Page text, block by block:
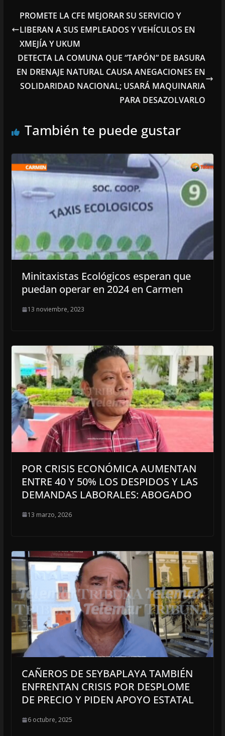
PROMETE LA CFE MEJORAR SU SERVICIO Y
LIBERAN A SUS EMPLEADOS Y VEHÍCULOS EN
XMEJÍA Y UKUM
DETECTA LA COMUNA QUE “TAPÓN” DE BASURA
EN DRENAJE NATURAL CAUSA ANEGACIONES EN
SOLIDARIDAD NACIONAL; USARÁ MAQUINARIA
PARA DESAZOLVARLO
También te puede gustar
Minitaxistas Ecológicos esperan que
puedan operar en 2024 en Carmen
13 noviembre, 2023
POR CRISIS ECONÓMICA AUMENTAN
ENTRE 40 Y 50% LOS DESPIDOS Y LAS
DEMANDAS LABORALES: ABOGADO
13 marzo, 2026
CAÑEROS DE SEYBAPLAYA TAMBIÉN
ENFRENTAN CRISIS POR DESPLOME
DE PRECIO Y PIDEN APOYO ESTATAL
6 octubre, 2025